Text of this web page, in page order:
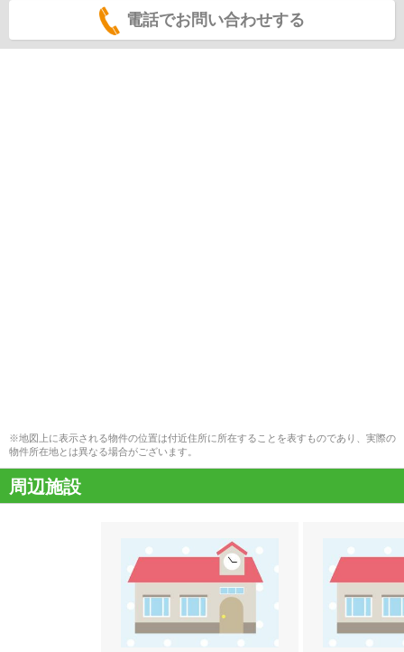
電話でお問い合わせする
※地図上に表示される物件の位置は付近住所に所在することを表すものであり、実際の
物件所在地とは異なる場合がございます。
周辺施設